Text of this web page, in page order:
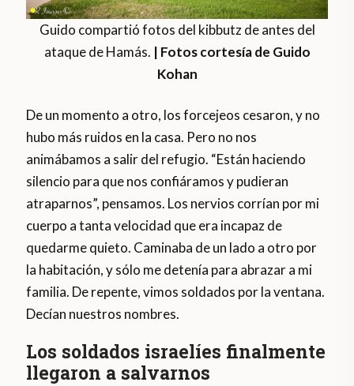
Guido compartió fotos del kibbutz de antes del
ataque de Hamás. | Fotos cortesía de Guido
Kohan
De un momento a otro, los forcejeos cesaron, y no
hubo más ruidos en la casa. Pero no nos
animábamos a salir del refugio. “Están haciendo
silencio para que nos confiáramos y pudieran
atraparnos”, pensamos. Los nervios corrían por mi
cuerpo a tanta velocidad que era incapaz de
quedarme quieto. Caminaba de un lado a otro por
la habitación, y sólo me detenía para abrazar a mi
familia. De repente, vimos soldados por la ventana.
Decían nuestros nombres.
Los soldados israelíes finalmente
llegaron a salvarnos